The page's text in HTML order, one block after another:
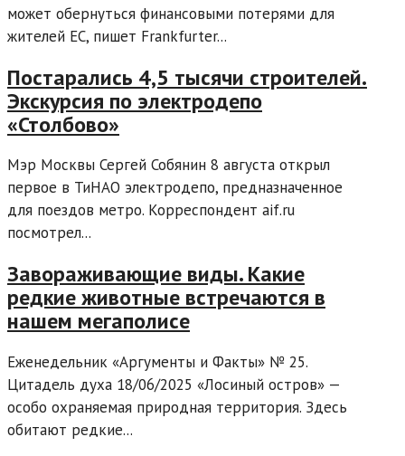
может обернуться финансовыми потерями для
жителей ЕС, пишет Frankfurter...
Постарались 4,5 тысячи строителей.
Экскурсия по электродепо
«Столбово»
Мэр Москвы Сергей Собянин 8 августа открыл
первое в ТиНАО электродепо, предназначенное
для поездов метро. Корреспондент aif.ru
посмотрел...
Завораживающие виды. Какие
редкие животные встречаются в
нашем мегаполисе
Еженедельник «Аргументы и Факты» № 25.
Цитадель духа 18/06/2025 «Лосиный остров» —
особо охраняемая природная территория. Здесь
обитают редкие...